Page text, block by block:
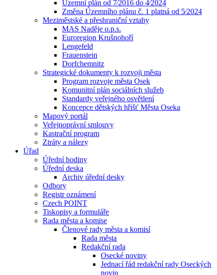
Územní plán od 7⁄2016 do 4⁄2024
Změna Územního plánu č. 1 platná od 5⁄2024
Meziměstské a přeshraniční vztahy
MAS Naděje o.p.s.
Euroregion Krušnohoří
Lengefeld
Frauenstein
Dorfchemnitz
Strategické dokumenty k rozvoji města
Program rozvoje města Osek
Komunitní plán sociálních služeb
Standardy veřejného osvětlení
Koncepce dětských hřišť Města Oseka
Mapový portál
Veřejnoprávní smlouvy
Kastrační program
Ztráty a nálezy
Úřad
Úřední hodiny
Úřední deska
Archiv úřední desky
Odbory
Registr oznámení
Czech POINT
Tiskopisy a formuláře
Rada města a komise
Členové rady města a komisí
Rada města
Redakční rada
Osecké noviny
Jednací řád redakční rady Oseckých
novin